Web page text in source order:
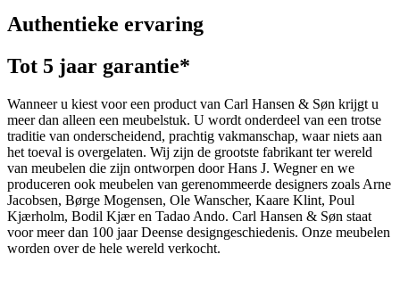
Authentieke ervaring
Tot 5 jaar garantie*
Wanneer u kiest voor een product van Carl Hansen & Søn krijgt u
meer dan alleen een meubelstuk. U wordt onderdeel van een trotse
traditie van onderscheidend, prachtig vakmanschap, waar niets aan
het toeval is overgelaten. Wij zijn de grootste fabrikant ter wereld
van meubelen die zijn ontworpen door Hans J. Wegner en we
produceren ook meubelen van gerenommeerde designers zoals Arne
Jacobsen, Børge Mogensen, Ole Wanscher, Kaare Klint, Poul
Kjærholm, Bodil Kjær en Tadao Ando. Carl Hansen & Søn staat
voor meer dan 100 jaar Deense designgeschiedenis. Onze meubelen
worden over de hele wereld verkocht.